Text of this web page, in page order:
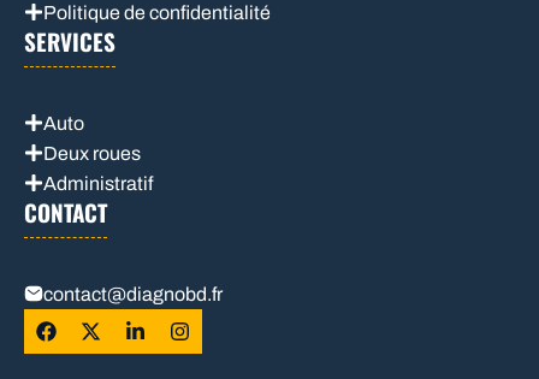
Politique de confidentialité
SERVICES
Auto
Deux roues
Administratif
CONTACT
contact@diagnobd.fr